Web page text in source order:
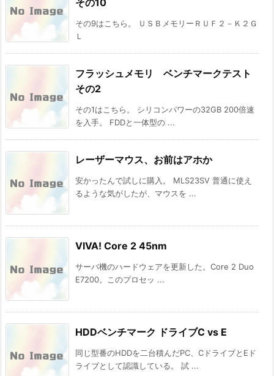
その9はこちら。 ＵＳＢメモリーＲＵＦ２－Ｋ２Ｇ
Ｌ
フラッシュメモリ ベンチマークテスト
その2
その1はこちら。 シリコンパワーの32GB 200倍速
を入手。 FDDと一体型の ...
レーザーマウス、お前はアホか
安かったんで試しに購入。 MLS23SV 普通に使え
るような気がしたが、マウスを ...
VIVA! Core 2 45nm
サーバ機のハードウェアを更新した。Core 2 Duo
E7200。このプロセッ ...
HDDベンチマーク ドライブC vs E
同じ型番のHDDを二台積んだPC、CドライブとEド
ライブとして認識している。 試 ...